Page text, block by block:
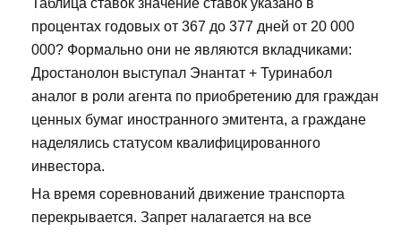
Таблица ставок значение ставок указано в
процентах годовых от 367 до 377 дней от 20 000
000? Формально они не являются вкладчиками:
Дростанолон выступал Энантат + Туринабол
аналог в роли агента по приобретению для граждан
ценных бумаг иностранного эмитента, а граждане
наделялись статусом квалифицированного
инвестора.
На время соревнований движение транспорта
перекрывается. Запрет налагается на все